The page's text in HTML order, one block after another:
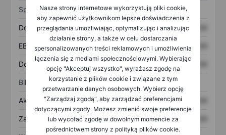
Nasze strony internetowe wykorzystują pliki cookie,
aby zapewnić użytkownikom lepsze doświadczenia z
przeglądania umożliwiając, optymalizując i analizując
działanie strony, a także w celu dostarczania
spersonalizowanych treści reklamowych i umożliwienia
łączenia się z mediami społecznościowymi. Wybierając
opcję "Akceptuj wszystko", wyrażasz zgodę na
korzystanie z plików cookie i związane z tym
przetwarzanie danych osobowych. Wybierz opcję
"Zarządzaj zgodą", aby zarządzać preferencjami
dotyczącymi zgody. Możesz zmienić swoje preferencje
lub wycofać zgodę w dowolnym momencie za
pośrednictwem strony z polityką plików cookie.
Sprawozdanie z zysków
Dochód XXXXXXX XXXXXXX
EBITDA XXXXXXX XXXXXXX
Dochód netto XXXXXXX XXXXXXX
Bilans
Aktywa ogółem XXXXXXX XXXXXXX
Zadłużenie ogółem XXXXXXX XXXXXXX